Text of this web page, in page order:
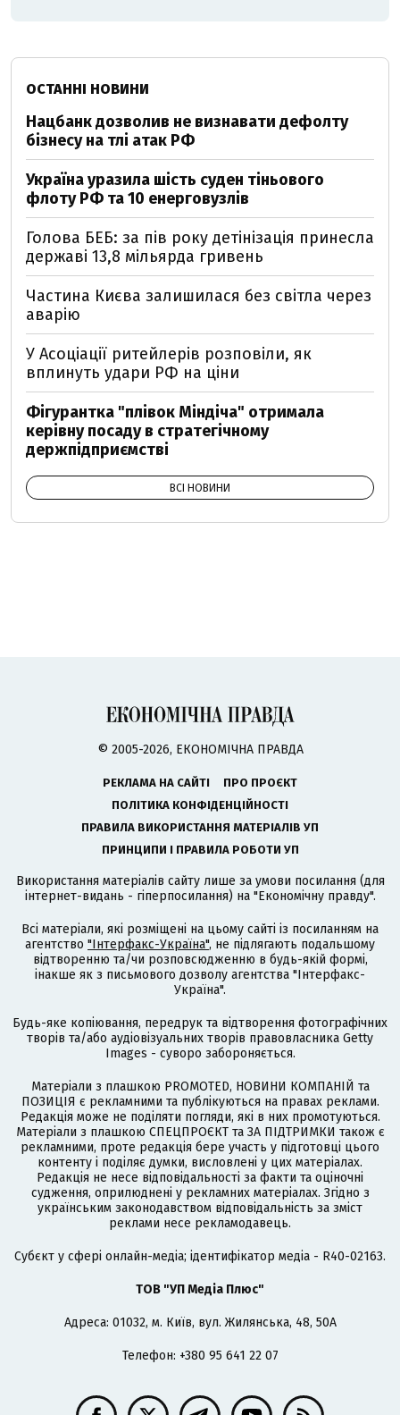
ОСТАННІ НОВИНИ
Нацбанк дозволив не визнавати дефолту
бізнесу на тлі атак РФ
Україна уразила шість суден тіньового
флоту РФ та 10 енерговузлів
Голова БЕБ: за пів року детінізація принесла
державі 13,8 мільярда гривень
Частина Києва залишилася без світла через
аварію
У Асоціації ритейлерів розповіли, як
вплинуть удари РФ на ціни
Фігурантка "плівок Міндіча" отримала
керівну посаду в стратегічному
держпідприємстві
ВСІ НОВИНИ
© 2005-2026, ЕКОНОМІЧНА ПРАВДА
РЕКЛАМА НА САЙТІ
ПРО ПРОЄКТ
ПОЛІТИКА КОНФІДЕНЦІЙНОСТІ
ПРАВИЛА ВИКОРИСТАННЯ МАТЕРІАЛІВ УП
ПРИНЦИПИ І ПРАВИЛА РОБОТИ УП
Використання матеріалів сайту лише за умови посилання (для
інтернет-видань - гіперпосилання) на "Економічну правду".
Всі матеріали, які розміщені на цьому сайті із посиланням на
агентство "Інтерфакс-Україна", не підлягають подальшому
відтворенню та/чи розповсюдженню в будь-якій формі,
інакше як з письмового дозволу агентства "Інтерфакс-
Україна".
Будь-яке копіювання, передрук та відтворення фотографічних
творів та/або аудіовізуальних творів правовласника Getty
Images - суворо забороняється.
Матеріали з плашкою PROMOTED, НОВИНИ КОМПАНІЙ та
ПОЗИЦІЯ є рекламними та публікуються на правах реклами.
Редакція може не поділяти погляди, які в них промотуються.
Матеріали з плашкою СПЕЦПРОЄКТ та ЗА ПІДТРИМКИ також є
рекламними, проте редакція бере участь у підготовці цього
контенту і поділяє думки, висловлені у цих матеріалах.
Редакція не несе відповідальності за факти та оціночні
судження, оприлюднені у рекламних матеріалах. Згідно з
українським законодавством відповідальність за зміст
реклами несе рекламодавець.
Cубєкт у сфері онлайн-медіа; ідентифікатор медіа - R40-02163.
ТОВ "УП Медіа Плюс"
Адреса: 01032, м. Київ, вул. Жилянська, 48, 50А
Телефон: +380 95 641 22 07